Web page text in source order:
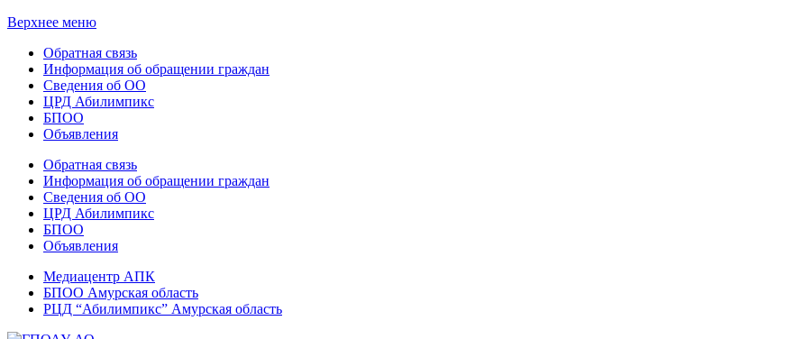
Верхнее меню
Обратная связь
Информация об обращении граждан
Сведения об ОО
ЦРД Абилимпикс
БПОО
Объявления
Обратная связь
Информация об обращении граждан
Сведения об ОО
ЦРД Абилимпикс
БПОО
Объявления
Медиацентр АПК
БПОО Амурская область
РЦД “Абилимпикс” Амурская область